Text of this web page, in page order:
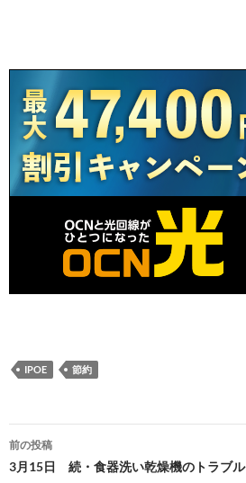
IPOE 節約
投
稿
前の投稿
3月15日 続・食器洗い乾燥機のトラブル